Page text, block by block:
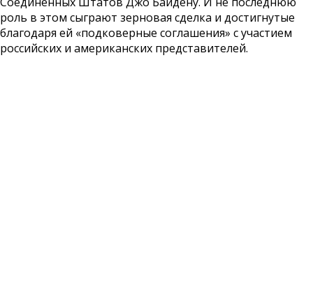
роль в этом сыграют зерновая сделка и достигнутые
благодаря ей «подковерные соглашения» с участием
российских и американских представителей.